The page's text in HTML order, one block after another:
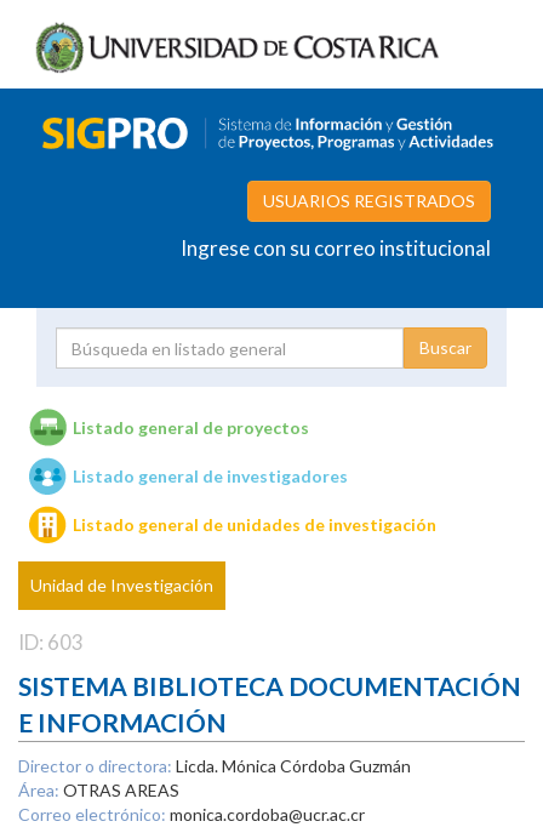
USUARIOS REGISTRADOS
Ingrese con su correo institucional
Unidades de investigación
Listado general de proyectos
Listado general de investigadores
Listado general de unidades de investigación
Unidad de Investigación
ID: 603
SISTEMA BIBLIOTECA DOCUMENTACIÓN
E INFORMACIÓN
Director o directora: Licda. Mónica Córdoba Guzmán
Área: OTRAS AREAS
Correo electrónico: monica.cordoba@ucr.ac.cr